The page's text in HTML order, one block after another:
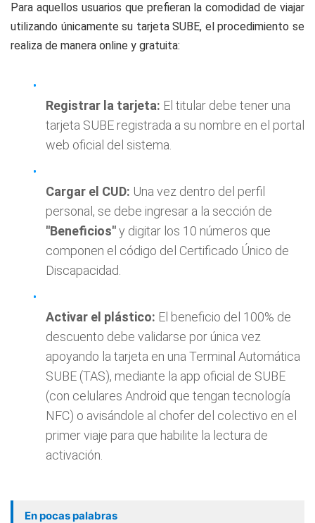
Para aquellos usuarios que prefieran la comodidad de viajar
utilizando únicamente su tarjeta SUBE, el procedimiento se
realiza de manera online y gratuita:
Registrar la tarjeta: El titular debe tener una
tarjeta SUBE registrada a su nombre en el portal
web oficial del sistema.
Cargar el CUD: Una vez dentro del perfil
personal, se debe ingresar a la sección de
"Beneficios"y digitar los 10 números que
componen el código del Certificado Único de
Discapacidad.
Activar el plástico: El beneficio del 100% de
descuento debe validarse por única vez
apoyando la tarjeta en una Terminal Automática
SUBE (TAS), mediante la app oficial de SUBE
(con celulares Android que tengan tecnología
NFC) o avisándole al chofer del colectivo en el
primer viaje para que habilite la lectura de
activación.
En pocas palabras